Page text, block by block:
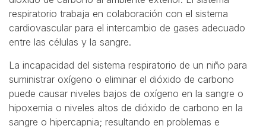
respiratorio trabaja en colaboración con el sistema
cardiovascular para el intercambio de gases adecuado
entre las células y la sangre.
La incapacidad del sistema respiratorio de un niño para
suministrar oxígeno o eliminar el dióxido de carbono
puede causar niveles bajos de oxígeno en la sangre o
hipoxemia o niveles altos de dióxido de carbono en la
sangre o hipercapnia; resultando en problemas e